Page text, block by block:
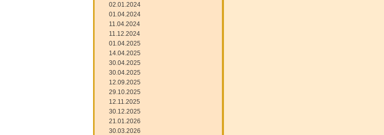
02.01.2024
01.04.2024
11.04.2024
11.12.2024
01.04.2025
14.04.2025
30.04.2025
30.04.2025
12.09.2025
29.10.2025
12.11.2025
30.12.2025
21.01.2026
30.03.2026